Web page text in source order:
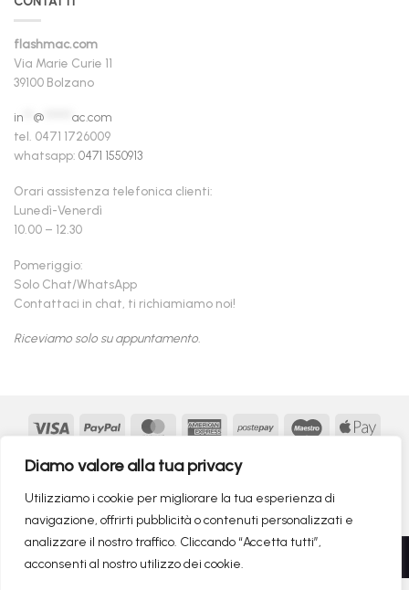
Diamo valore alla tua privacy
Utilizziamo i cookie per migliorare la tua esperienza di
navigazione, offrirti pubblicità o contenuti personalizzati e
analizzare il nostro traffico. Cliccando “Accetta tutti”,
acconsenti al nostro utilizzo dei cookie.
flashmac.com
Via Marie Curie 11
39100 Bolzano
in @
ac.com
tel. 0471 1726009
whatsapp: 0471 1550913
Orari assistenza telefonica clienti:
Lunedì-Venerdì
10.00 – 12.30
Pomeriggio:
Solo Chat/WhatsApp
Contattaci in chat, ti richiamiamo noi!
Riceviamo solo su appuntamento.
Visa PayPal MasterCardAmericanPostepay Maestro
Google
MasterCardKlarna
Copyright 2026 © flashmac® - MONOFASE SRL - P.IVA:
02982260214 | produced by
monofase
Recedere dal contratto qui